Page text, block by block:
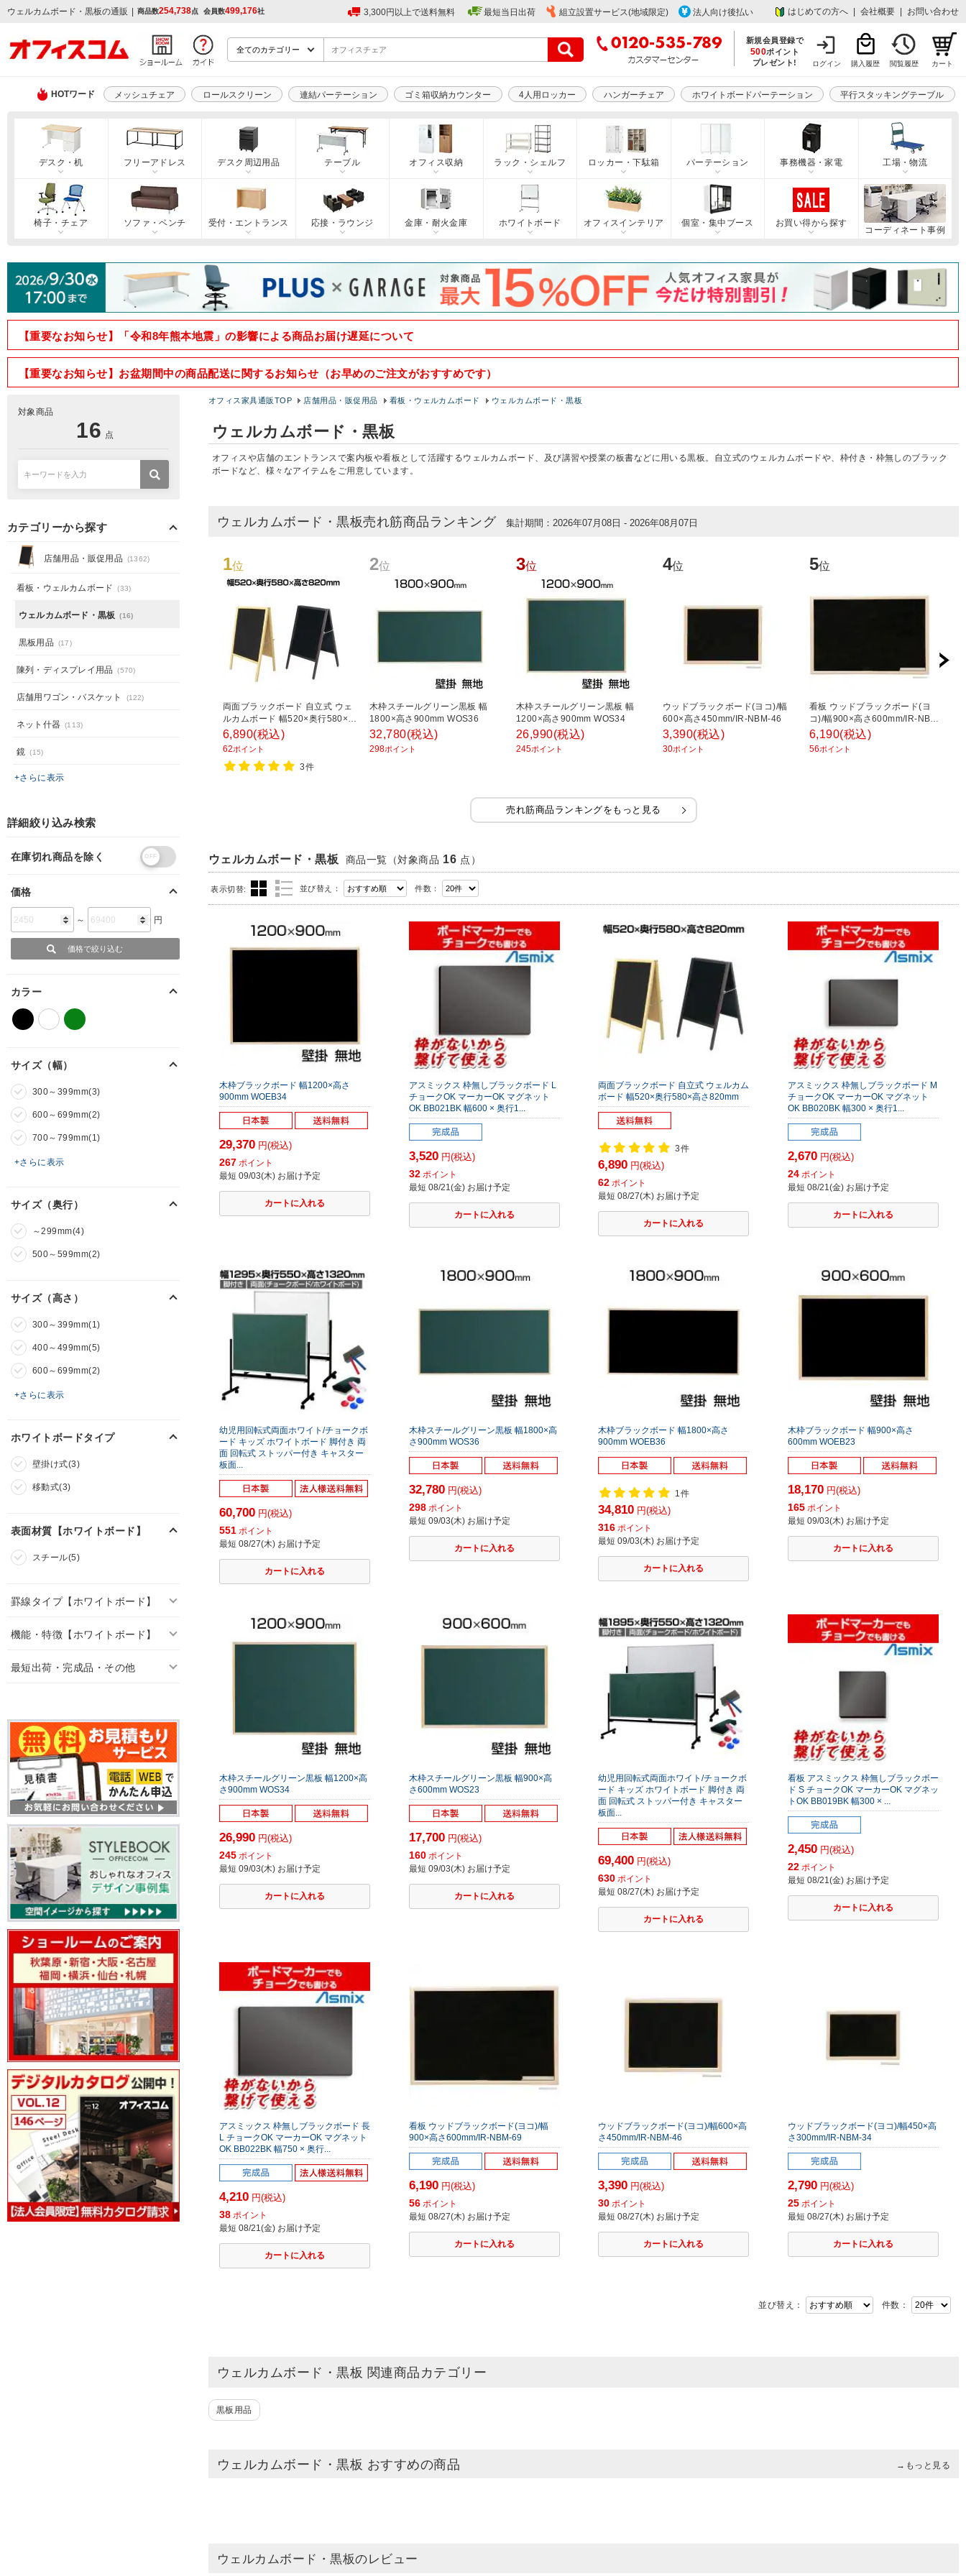
ウェルカムボード・黒板の通販 | 商品数254,738点 会員数499,176社 3,300円以上で送料無料 最短当日出荷 組立設置サービス(地域限定) 法人向け後払い はじめての方へ 会社概要 お問い合わせ
新規会員登録で
500ポイント
プレゼント!
ログイン 購入履歴 閲覧履歴 カート
HOTワード メッシュチェア ロールスクリーン 連結パーテーション ゴミ箱収納カウンター 4人用ロッカー ハンガーチェア ホワイトボードパーテーション 平行スタッキングテーブル
デスク・机 フリーアドレス デスク周辺用品 テーブル オフィス収納 ラック・シェルフ ロッカー・下駄箱 パーテーション 事務機器・家電 工場・物流
椅子・チェア ソファ・ベンチ 受付・エントランス 応接・ラウンジ 金庫・耐火金庫 ホワイトボード オフィスインテリア 個室・集中ブース
お買い得から探す
コーディネート事例
【重要なお知らせ】「令和8年熊本地震」の影響による商品お届け遅延について
【重要なお知らせ】お盆期間中の商品配送に関するお知らせ（お早めのご注文がおすすめです）
オフィス家具通販TOP 店舗用品・販促用品 看板・ウェルカムボード ウェルカムボード・黒板
ウェルカムボード・黒板
オフィスや店舗のエントランスで案内板や看板として活躍するウェルカムボード、及び講習や授業の板書などに用いる黒板。自立式のウェルカムボードや、枠付き・枠無しのブラック
ボードなど、様々なアイテムをご用意しています。
ウェルカムボード・黒板売れ筋商品ランキング 集計期間：2026年07月08日 - 2026年08月07日
1位
両面ブラックボード 自立式 ウェ
ルカムボード 幅520×奥行580×高
さ820mm
6,890(税込)
62ポイント
3件
2位
木枠スチールグリーン黒板 幅
1800×高さ900mm WOS36
32,780(税込)
298ポイント
3位
木枠スチールグリーン黒板 幅
1200×高さ900mm WOS34
26,990(税込)
245ポイント
4位
ウッドブラックボード(ヨコ)/幅
600×高さ450mm/IR-NBM-46
3,390(税込)
30ポイント
5位
看板 ウッドブラックボード(ヨ
コ)/幅900×高さ600mm/IR-NBM-
69
6,190(税込)
56ポイント
売れ筋商品ランキングをもっと見る
ウェルカムボード・黒板 商品一覧 （対象商品 16 点）
並び替え： 件数：
表示切替:
木枠ブラックボード 幅1200×高さ
900mm WOEB34
29,370 円(税込)
267 ポイント
最短 09/03(木) お届け予定
アスミックス 枠無しブラックボード L
チョークOK マーカーOK マグネット
OK BB021BK 幅600 × 奥行1...
3,520円(税込)
32 ポイント
最短 08/21(金) お届け予定
両面ブラックボード 自立式 ウェルカム
ボード 幅520×奥行580×高さ820mm
3件
6,890 円(税込)
62 ポイント
最短 08/27(木) お届け予定
アスミックス 枠無しブラックボード M
チョークOK マーカーOK マグネット
OK BB020BK 幅300 × 奥行1...
2,670円(税込)
24 ポイント
最短 08/21(金) お届け予定
幼児用回転式両面ホワイト/チョークボ
ード キッズ ホワイトボード 脚付き 両
面 回転式 ストッパー付き キャスター
板面...
60,700 円(税込)
551 ポイント
最短 08/27(木) お届け予定
木枠スチールグリーン黒板 幅1800×高
さ900mm WOS36
32,780円(税込)
298 ポイント
最短 09/03(木) お届け予定
木枠ブラックボード 幅1800×高さ
900mm WOEB36
1件
34,810 円(税込)
316 ポイント
最短 09/03(木) お届け予定
木枠ブラックボード 幅900×高さ
600mm WOEB23
18,170円(税込)
165 ポイント
最短 09/03(木) お届け予定
木枠スチールグリーン黒板 幅1200×高
さ900mm WOS34
26,990 円(税込)
245 ポイント
最短 09/03(木) お届け予定
木枠スチールグリーン黒板 幅900×高
さ600mm WOS23
17,700円(税込)
160 ポイント
最短 09/03(木) お届け予定
幼児用回転式両面ホワイト/チョークボ
ード キッズ ホワイトボード 脚付き 両
面 回転式 ストッパー付き キャスター
板面...
69,400 円(税込)
630 ポイント
最短 08/27(木) お届け予定
看板 アスミックス 枠無しブラックボー
ド S チョークOK マーカーOK マグネッ
トOK BB019BK 幅300 × ...
2,450円(税込)
22 ポイント
最短 08/21(金) お届け予定
アスミックス 枠無しブラックボード 長
L チョークOK マーカーOK マグネット
OK BB022BK 幅750 × 奥行...
4,210 円(税込)
38 ポイント
最短 08/21(金) お届け予定
看板 ウッドブラックボード(ヨコ)/幅
900×高さ600mm/IR-NBM-69
6,190円(税込)
56 ポイント
最短 08/27(木) お届け予定
ウッドブラックボード(ヨコ)/幅600×高
さ450mm/IR-NBM-46
3,390 円(税込)
30 ポイント
最短 08/27(木) お届け予定
ウッドブラックボード(ヨコ)/幅450×高
さ300mm/IR-NBM-34
2,790円(税込)
25 ポイント
最短 08/27(木) お届け予定
並び替え： 件数：
ウェルカムボード・黒板 関連商品カテゴリー
黒板用品
ウェルカムボード・黒板 おすすめの商品 →もっと見る
ウェルカムボード・黒板のレビュー
対象商品
16 点
カテゴリーから探す
店舗用品・販促用品 (1362)
看板・ウェルカムボード (33)
ウェルカムボード・黒板 (16)
黒板用品 (17)
陳列・ディスプレイ用品 (570)
店舗用ワゴン・バスケット (122)
ネット什器 (113)
鏡 (15)
+さらに表示
詳細絞り込み検索
在庫切れ商品を除く
価格
～ 円
カラー
サイズ（幅）
300～399mm(3)
600～699mm(2)
700～799mm(1)
+さらに表示
サイズ（奥行）
～299mm(4)
500～599mm(2)
サイズ（高さ）
300～399mm(1)
400～499mm(5)
600～699mm(2)
+さらに表示
ホワイトボードタイプ
壁掛け式(3)
移動式(3)
表面材質【ホワイトボード】
スチール(5)
罫線タイプ【ホワイトボード】
機能・特徴【ホワイトボード】
最短出荷・完成品・その他